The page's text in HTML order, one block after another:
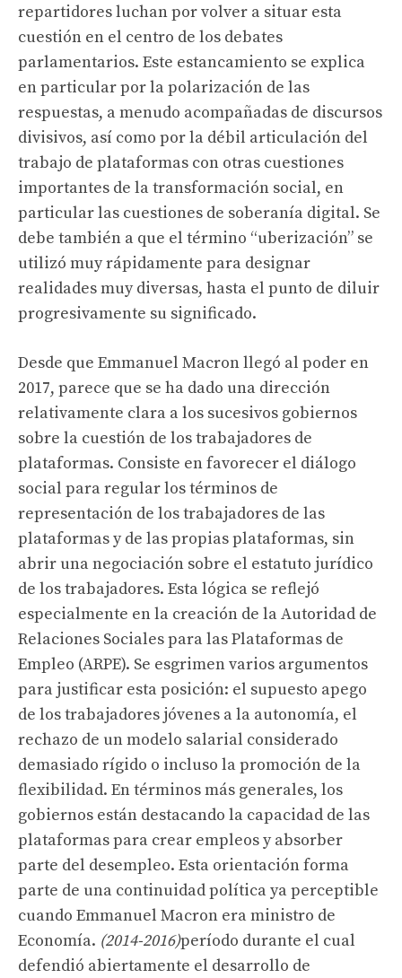
repartidores luchan por volver a situar esta
cuestión en el centro de los debates
parlamentarios. Este estancamiento se explica
en particular por la polarización de las
respuestas, a menudo acompañadas de discursos
divisivos, así como por la débil articulación del
trabajo de plataformas con otras cuestiones
importantes de la transformación social, en
particular las cuestiones de soberanía digital. Se
debe también a que el término “uberización” se
utilizó muy rápidamente para designar
realidades muy diversas, hasta el punto de diluir
progresivamente su significado.
Desde que Emmanuel Macron llegó al poder en
2017, parece que se ha dado una dirección
relativamente clara a los sucesivos gobiernos
sobre la cuestión de los trabajadores de
plataformas. Consiste en favorecer el diálogo
social para regular los términos de
representación de los trabajadores de las
plataformas y de las propias plataformas, sin
abrir una negociación sobre el estatuto jurídico
de los trabajadores. Esta lógica se reflejó
especialmente en la creación de la Autoridad de
Relaciones Sociales para las Plataformas de
Empleo (ARPE). Se esgrimen varios argumentos
para justificar esta posición: el supuesto apego
de los trabajadores jóvenes a la autonomía, el
rechazo de un modelo salarial considerado
demasiado rígido o incluso la promoción de la
flexibilidad. En términos más generales, los
gobiernos están destacando la capacidad de las
plataformas para crear empleos y absorber
parte del desempleo. Esta orientación forma
parte de una continuidad política ya perceptible
cuando Emmanuel Macron era ministro de
Economía. (2014-2016)período durante el cual
defendió abiertamente el desarrollo de